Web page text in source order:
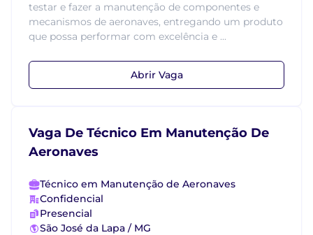
testar e fazer a manutenção de componentes e
mecanismos de aeronaves, entregando um produto
que possa performar com excelência e ...
Abrir Vaga
Vaga De Técnico Em Manutenção De
Aeronaves
Técnico em Manutenção de Aeronaves
Confidencial
Presencial
São José da Lapa / MG